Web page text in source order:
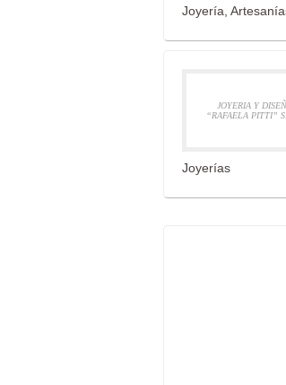
Joyería,
JOYERIA Y
“RAFAELA PITTI”
Joyerías